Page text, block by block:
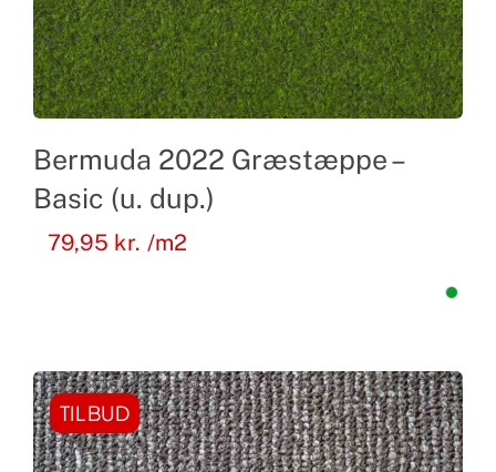
Bermuda 2022 Græstæppe –
Basic (u. dup.)
79,95 kr. /m2
TILBUD